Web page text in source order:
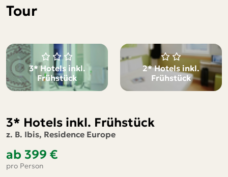
Tour
3* Hotels inkl.
Frühstück
2* Hotels inkl.
Frühstück
3* Hotels inkl. Frühstück
z. B. Ibis, Residence Europe
ab 399 €
pro Person